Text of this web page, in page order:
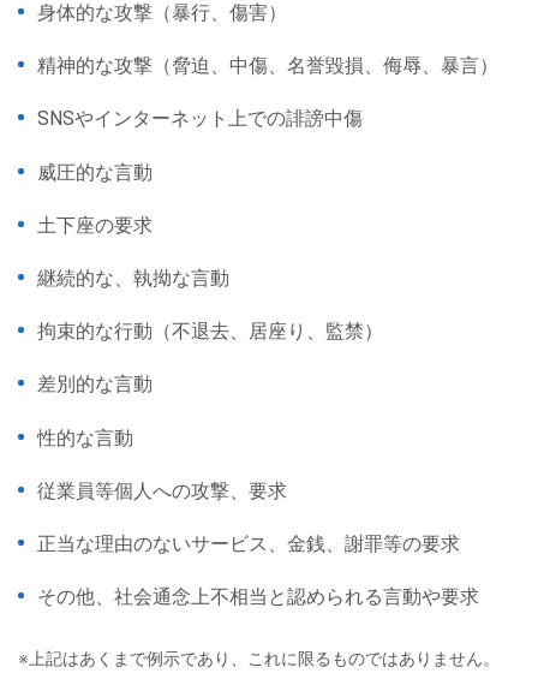
身体的な攻撃（暴行、傷害）
精神的な攻撃（脅迫、中傷、名誉毀損、侮辱、暴言）
SNSやインターネット上での誹謗中傷
威圧的な言動
土下座の要求
継続的な、執拗な言動
拘束的な行動（不退去、居座り、監禁）
差別的な言動
性的な言動
従業員等個人への攻撃、要求
正当な理由のないサービス、金銭、謝罪等の要求
その他、社会通念上不相当と認められる言動や要求
※上記はあくまで例示であり、これに限るものではありません。